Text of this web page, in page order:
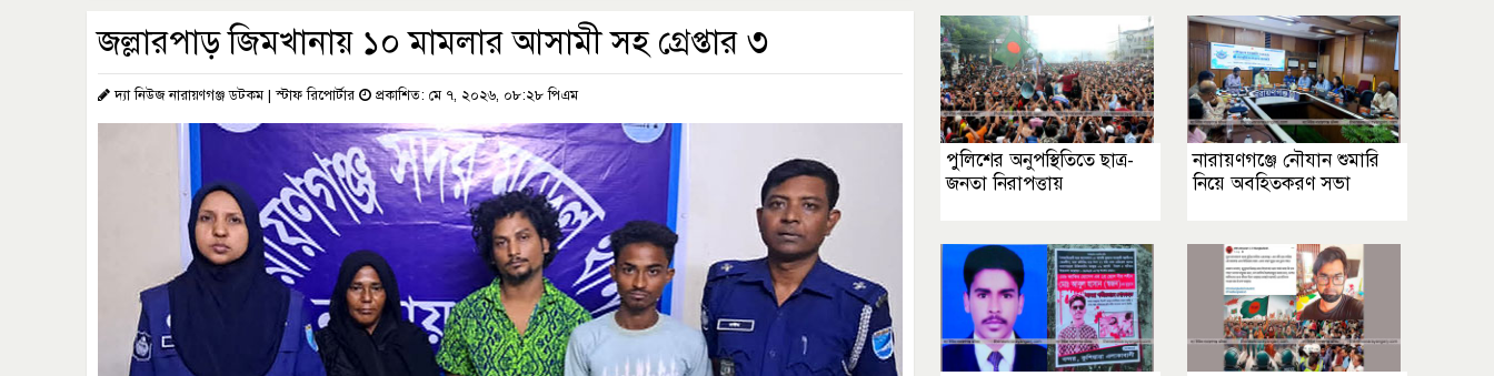
জল্লারপাড় জিমখানায় ১০ মামলার আসামী সহ গ্রেপ্তার ৩
দ্যা নিউজ নারায়ণগঞ্জ ডটকম | স্টাফ রিপোর্টার প্রকাশিত: মে ৭, ২০২৬, ০৮:২৮ পিএম
পুলিশের অনুপস্থিতিতে ছাত্র-
জনতা নিরাপত্তায়
নারায়ণগঞ্জে নৌযান শুমারি
নিয়ে অবহিতকরণ সভা